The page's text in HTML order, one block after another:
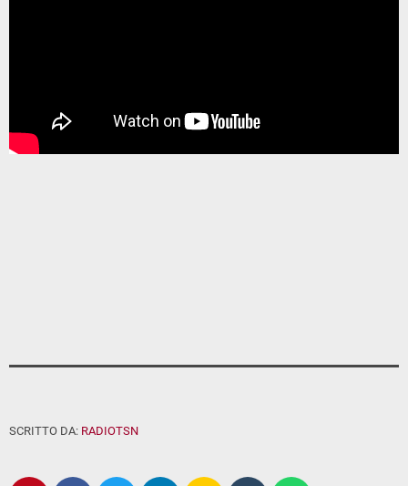
SCRITTO DA: RADIOTSN